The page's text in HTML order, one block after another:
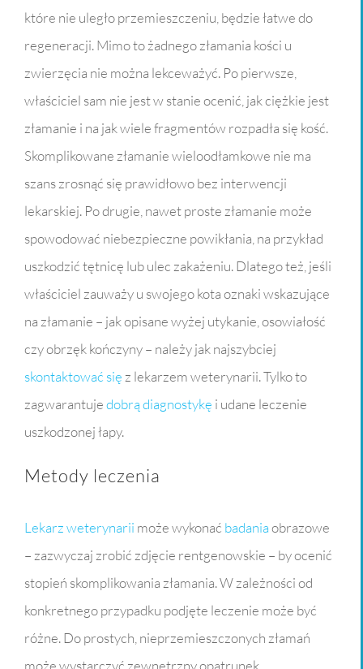
które nie uległo przemieszczeniu, będzie łatwe do
regeneracji. Mimo to żadnego złamania kości u
zwierzęcia nie można lekceważyć. Po pierwsze,
właściciel sam nie jest w stanie ocenić, jak ciężkie jest
złamanie i na jak wiele fragmentów rozpadła się kość.
Skomplikowane złamanie wieloodłamkowe nie ma
szans zrosnąć się prawidłowo bez interwencji
lekarskiej. Po drugie, nawet proste złamanie może
spowodować niebezpieczne powikłania, na przykład
uszkodzić tętnicę lub ulec zakażeniu. Dlatego też, jeśli
właściciel zauważy u swojego kota oznaki wskazujące
na złamanie – jak opisane wyżej utykanie, osowiałość
czy obrzęk kończyny – należy jak najszybciej
skontaktować sięz lekarzem weterynarii. Tylko to
zagwarantujedobrą diagnostykę i udane leczenie
uszkodzonej łapy.
Metody leczenia
Lekarz weterynarii może wykonać badaniaobrazowe
– zazwyczaj zrobić zdjęcie rentgenowskie – by ocenić
stopień skomplikowania złamania. W zależności od
konkretnego przypadku podjęte leczenie może być
różne. Do prostych, nieprzemieszczonych złamań